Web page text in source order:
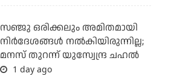
സഞ്ജു ഒരിക്കലും അമിതമായി
നിര്‍ദേശങ്ങള്‍ നല്‍കിയിരുന്നില്ല;
മനസ് തുറന്ന് യുസ്വേന്ദ്ര ചഹല്‍
1 day ago